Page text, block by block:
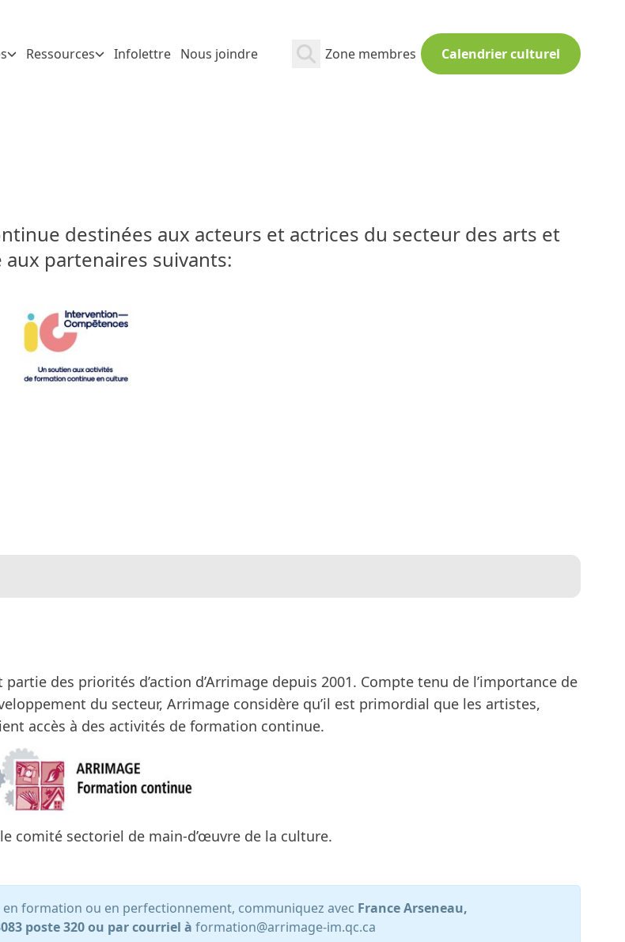
Ressources Infolettre Nous joindre Zone membres Calendrier culturel
destinées aux acteurs et actrices du secteur des arts et
partenaires suivants:
des priorités d’action d’Arrimage depuis 2001. Compte tenu de l’importance de
du secteur, Arrimage considère qu’il est primordial que les artistes,
accès à des activités de formation continue.
comité sectoriel de main-d’œuvre de la culture.
formation ou en perfectionnement, communiquez avec France Arseneau,
poste 320 ou par courriel à formation@arrimage-im.qc.ca